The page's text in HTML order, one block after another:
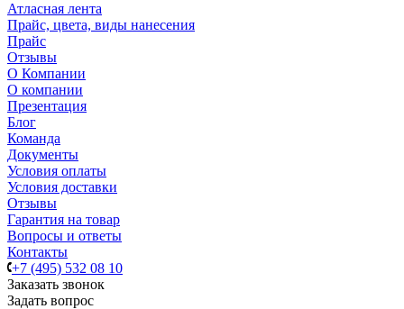
Атласная лента
Прайс, цвета, виды нанесения
Прайс
Отзывы
О Компании
О компании
Презентация
Блог
Команда
Документы
Условия оплаты
Условия доставки
Отзывы
Гарантия на товар
Вопросы и ответы
Контакты
+7 (495) 532 08 10
Заказать звонок
Задать вопрос